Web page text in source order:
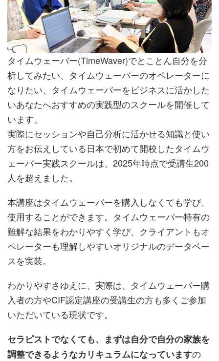
タイムウェーバー(TimeWaver)でとことん自分を分
析してみたい、タイムウェーバーのオペレーターに
なりたい、タイムウェーバーをビジネスに活かした
いあなたへおすすめの実践型のスクールを開催して
います。
実際にセッションや自己分析に活かせる知識と使い
方をお伝えしている日本で初めて開校したタイムウ
ェーバー実践スクールは、2025年時点で受講生200
人を超えました。
本講座はタイムウェーバーを購入しなくても学び、
使用することができます。タイムウェーバー特有の
難解な結果をわかりやすく学び、クライアントもオ
ペレーターも理解しやすいオリジナルのデータベー
スを実装。
わかりやすさゆえに、実際は、タイムウェーバー購
入者の方やCIF認定講座の受講生の方も多くご参加
いただいている現状です。
セラピストでなくても、まずは自分で自分の家族を
調整できるようなカリキュラムになっていますの